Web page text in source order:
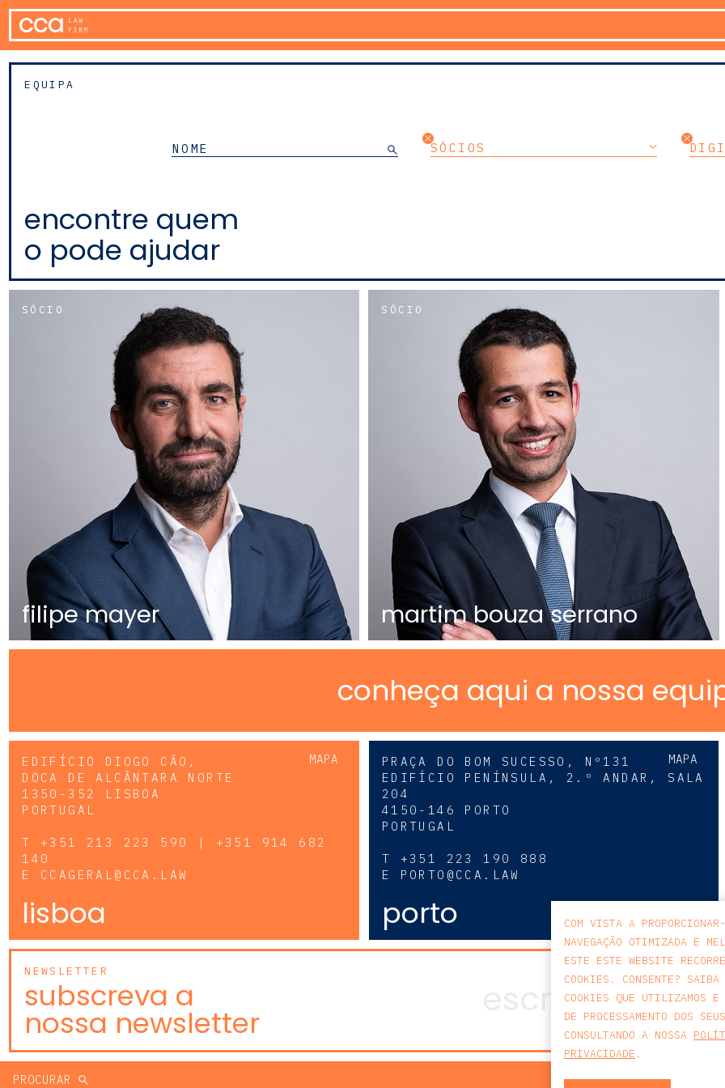
EQUIPA
SÓCIOS
encontre quem
o pode ajudar
SÓCIO
filipe mayer
SÓCIO
martim bouza serrano
conheça aqui a nossa
MAPA
EDIFÍCIO DIOGO CÃO,
DOCA DE ALCÂNTARA NORTE
1350-352 LISBOA
PORTUGAL
T +351 213 223 590 | +351 914 682
140
E CCAGERAL@CCA.LAW
lisboa
MAPA
PRAÇA DO BOM SUCESSO, Nº131
EDIFÍCIO PENÍNSULA, 2.º ANDAR, SALA
204
4150-146 PORTO
PORTUGAL
T +351 223 190 888
E PORTO@CCA.LAW
porto
NEWSLETTER
subscreva a
nossa newsletter
PROCURAR POLÍTICA DE
COM VISTA A
NAVEGAÇÃO OTIMIZADA E
ESTE ESTE WEBSITE
COOKIES. CONSENTE? SAIBA
COOKIES QUE UTILIZAMOS E
DE PROCESSAMENTO DOS
CONSULTANDO A NOSSA
PRIVACIDADE .